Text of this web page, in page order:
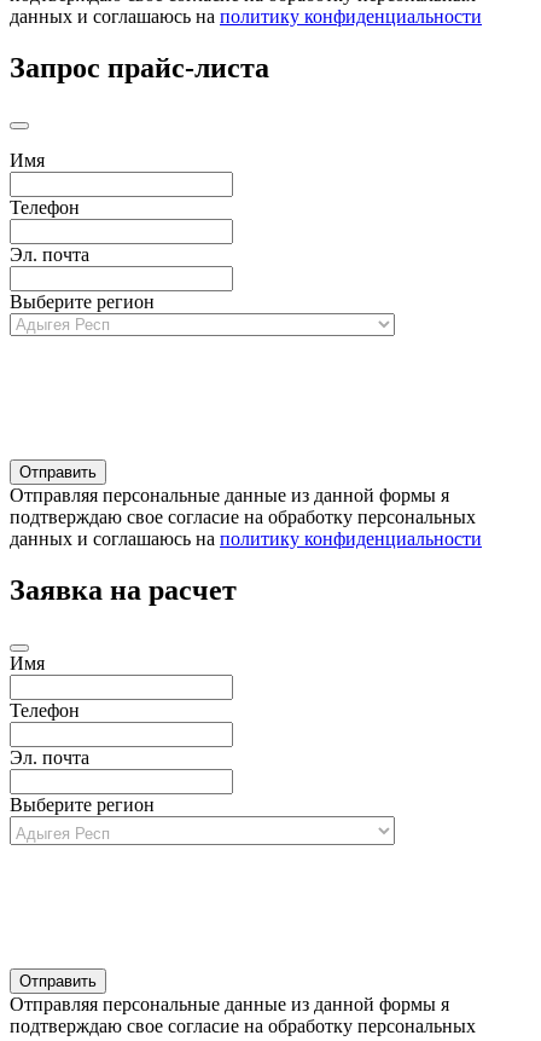
данных и соглашаюсь на политику конфиденциальности
Запрос прайс-листа
Имя
Телефон
Эл. почта
Выберите регион
Отправляя персональные данные из данной формы я
подтверждаю свое согласие на обработку персональных
данных и соглашаюсь на политику конфиденциальности
Заявка на расчет
Имя
Телефон
Эл. почта
Выберите регион
Отправляя персональные данные из данной формы я
подтверждаю свое согласие на обработку персональных